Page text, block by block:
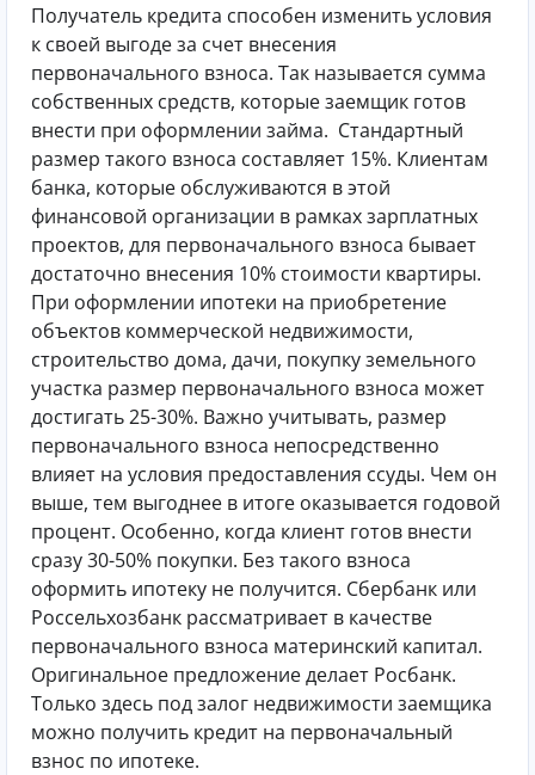
Получатель кредита способен изменить условия
к своей выгоде за счет внесения
первоначального взноса. Так называется сумма
собственных средств, которые заемщик готов
внести при оформлении займа. Стандартный
размер такого взноса составляет 15%. Клиентам
банка, которые обслуживаются в этой
финансовой организации в рамках зарплатных
проектов, для первоначального взноса бывает
достаточно внесения 10% стоимости квартиры.
При оформлении ипотеки на приобретение
объектов коммерческой недвижимости,
строительство дома, дачи, покупку земельного
участка размер первоначального взноса может
достигать 25-30%. Важно учитывать, размер
первоначального взноса непосредственно
влияет на условия предоставления ссуды. Чем он
выше, тем выгоднее в итоге оказывается годовой
процент. Особенно, когда клиент готов внести
сразу 30-50% покупки. Без такого взноса
оформить ипотеку не получится. Сбербанк или
Россельхозбанк рассматривает в качестве
первоначального взноса материнский капитал.
Оригинальное предложение делает Росбанк.
Только здесь под залог недвижимости заемщика
можно получить кредит на первоначальный
взнос по ипотеке.